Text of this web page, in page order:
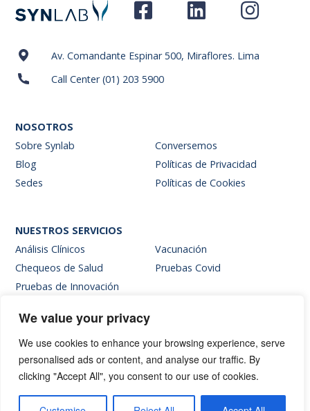
We value your privacy
We use cookies to enhance your browsing experience, serve
personalised ads or content, and analyse our traffic. By
clicking "Accept All", you consent to our use of cookies.
Av. Comandante Espinar 500, Miraflores. Lima
Call Center (01) 203 5900
NOSOTROS
Sobre Synlab
Blog
Sedes
Conversemos
Políticas de Privacidad
Políticas de Cookies
NUESTROS SERVICIOS
Análisis Clínicos
Chequeos de Salud
Pruebas de Innovación
Vacunación
Pruebas Covid
Web de resultados